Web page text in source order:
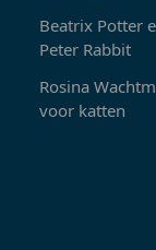
Beatrix Potter
Peter Rabbit
Rosina
voor katten